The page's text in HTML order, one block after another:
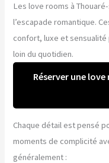
Les love rooms à
l’escapade romantique.
confort, luxe et sensualité
loin du quotidien.
Réserver une
Chaque détail est pensé
moments de complicité
généralement :